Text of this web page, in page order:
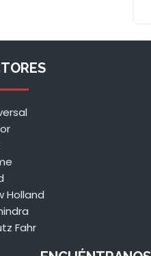
Holland
Fahr